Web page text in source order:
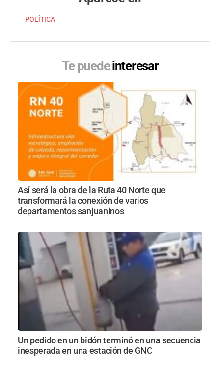
POLÍTICA
Te puedeinteresar
Así será la obra de la Ruta 40 Norte que
transformará la conexión de varios
departamentos sanjuaninos
Un pedido en un bidón terminó en una secuencia
inesperada en una estación de GNC